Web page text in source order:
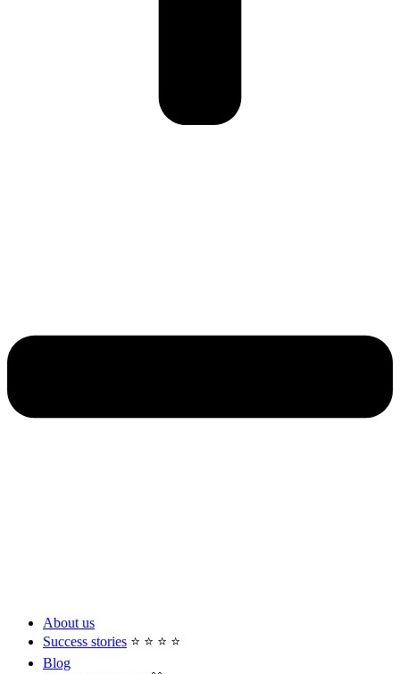
About us
Success stories ⭐️ ⭐️ ⭐️ ⭐️
Blog